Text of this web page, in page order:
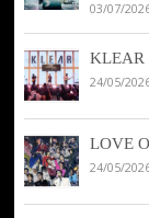
03/07/
KLEAR
24/05/
LOVE
24/05/